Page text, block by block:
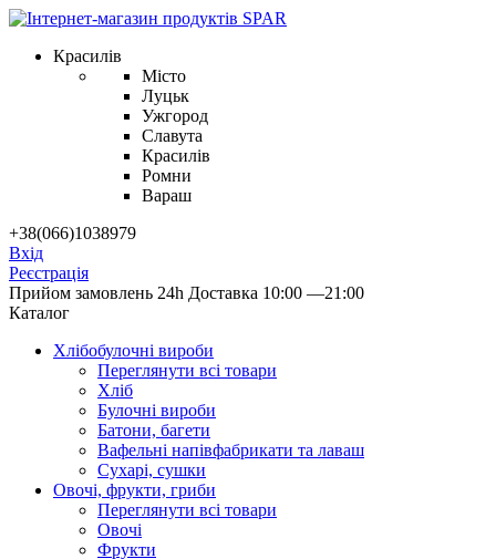
Красилів
Місто
Луцьк
Ужгород
Славута
Красилів
Ромни
Вараш
+38(066)1038979
Вхід
Реєстрація
Прийом замовлень 24h Доставка 10:00 —21:00
Каталог
Хлібобулочні вироби
Переглянути всі товари
Хліб
Булочні вироби
Батони, багети
Вафельні напівфабрикати та лаваш
Сухарі, сушки
Овочі, фрукти, гриби
Переглянути всі товари
Овочі
Фрукти